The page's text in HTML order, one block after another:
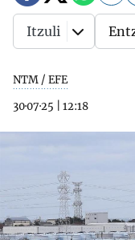
NTM / EFE
30·07·25
12:18
Itzuli